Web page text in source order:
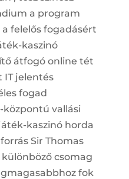
a program
felelős fogadásért
kaszinó
átfogó online tét
IT jelentés
fogad
központú vallási
kaszinó horda
Sir Thomas
csomag
fok